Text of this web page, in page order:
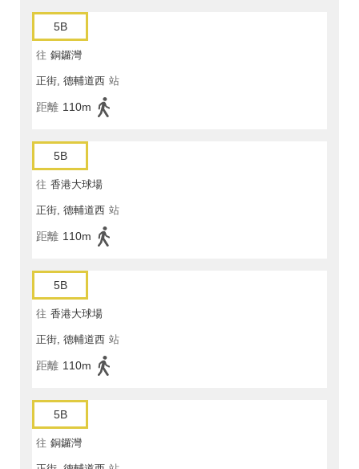
5B
往 銅鑼灣
正街, 德輔道西 站
距離 110m
5B
往 香港大球場
正街, 德輔道西 站
距離 110m
5B
往 香港大球場
正街, 德輔道西 站
距離 110m
5B
往 銅鑼灣